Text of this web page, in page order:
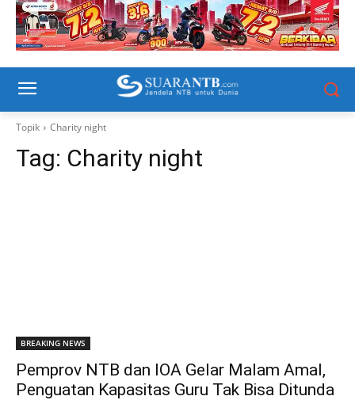
Topik Charity night
Tag: Charity night
BREAKING NEWS
Pemprov NTB dan IOA Gelar Malam Amal,
Penguatan Kapasitas Guru Tak Bisa Ditunda